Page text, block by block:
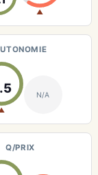
▲
N/A
Q/PRIX